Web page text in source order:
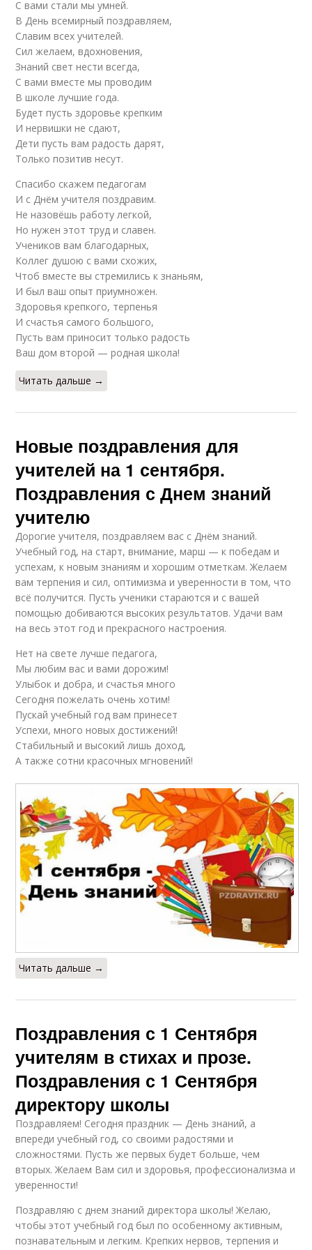
С вами стали мы умней.
В День всемирный поздравляем,
Славим всех учителей.
Сил желаем, вдохновения,
Знаний свет нести всегда,
С вами вместе мы проводим
В школе лучшие года.
Будет пусть здоровье крепким
И нервишки не сдают,
Дети пусть вам радость дарят,
Только позитив несут.
Спасибо скажем педагогам
И с Днём учителя поздравим.
Не назовёшь работу легкой,
Но нужен этот труд и славен.
Учеников вам благодарных,
Коллег душою с вами схожих,
Чтоб вместе вы стремились к знаньям,
И был ваш опыт приумножен.
Здоровья крепкого, терпенья
И счастья самого большого,
Пусть вам приносит только радость
Ваш дом второй — родная школа!
Читать дальше →
Новые поздравления для
учителей на 1 сентября.
Поздравления с Днем знаний
учителю
Дорогие учителя, поздравляем вас с Днём знаний.
Учебный год, на старт, внимание, марш — к победам и
успехам, к новым знаниям и хорошим отметкам. Желаем
вам терпения и сил, оптимизма и уверенности в том, что
всё получится. Пусть ученики стараются и с вашей
помощью добиваются высоких результатов. Удачи вам
на весь этот год и прекрасного настроения.
Нет на свете лучше педагога,
Мы любим вас и вами дорожим!
Улыбок и добра, и счастья много
Сегодня пожелать очень хотим!
Пускай учебный год вам принесет
Успехи, много новых достижений!
Стабильный и высокий лишь доход,
А также сотни красочных мгновений!
Читать дальше →
Поздравления с 1 Сентября
учителям в стихах и прозе.
Поздравления с 1 Сентября
директору школы
Поздравляем! Сегодня праздник — День знаний, а
впереди учебный год, со своими радостями и
сложностями. Пусть же первых будет больше, чем
вторых. Желаем Вам сил и здоровья, профессионализма и
уверенности!
Поздравляю с днем знаний директора школы! Желаю,
чтобы этот учебный год был по особенному активным,
познавательным и легким. Крепких нервов, терпения и